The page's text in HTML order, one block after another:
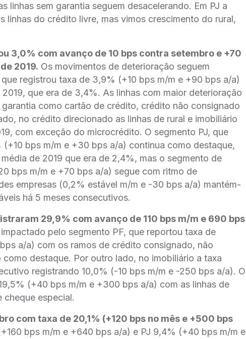
linhas sem garantia seguem desacelerando. Em PJ a
linhas do crédito livre, mas vimos crescimento do rural,
3,0% com avanço de 10 bps contra setembro e +70
2019. Os movimentos de deterioração seguem
registrou taxa de 3,9% (+10 bps m/m e +90 bps a/a)
que era de 3,4%. As linhas com maior deterioração
como cartão de crédito, crédito não consignado
no crédito direcionado as linhas de rural e imobiliário
com exceção do microcrédito. O segmento PJ, que
(+10 bps m/m e +30 bps a/a) continua como destaque,
de 2019 que era de 2,4%, mas o segmento de
bps m/m e +70 bps a/a) segue com ritmo de
empresas (0,2% estável m/m e -30 bps a/a) mantém-
há 5 meses consecutivos.
29,9% com avanço de 110 bps m/m e 690 bps
pelo segmento PF, que reportou taxa de
a/a) com os ramos de crédito consignado, não
destaque. Por outro lado, no imobiliário a taxa
registrando 10,0% (-10 bps m/m e -250 bps a/a). O
(+40 bps m/m e +300 bps a/a) com as linhas de
especial.
com taxa de 20,1% (+120 bps no mês e +500 bps
bps m/m e +640 bps a/a) e PJ 9,4% (+40 bps m/m e